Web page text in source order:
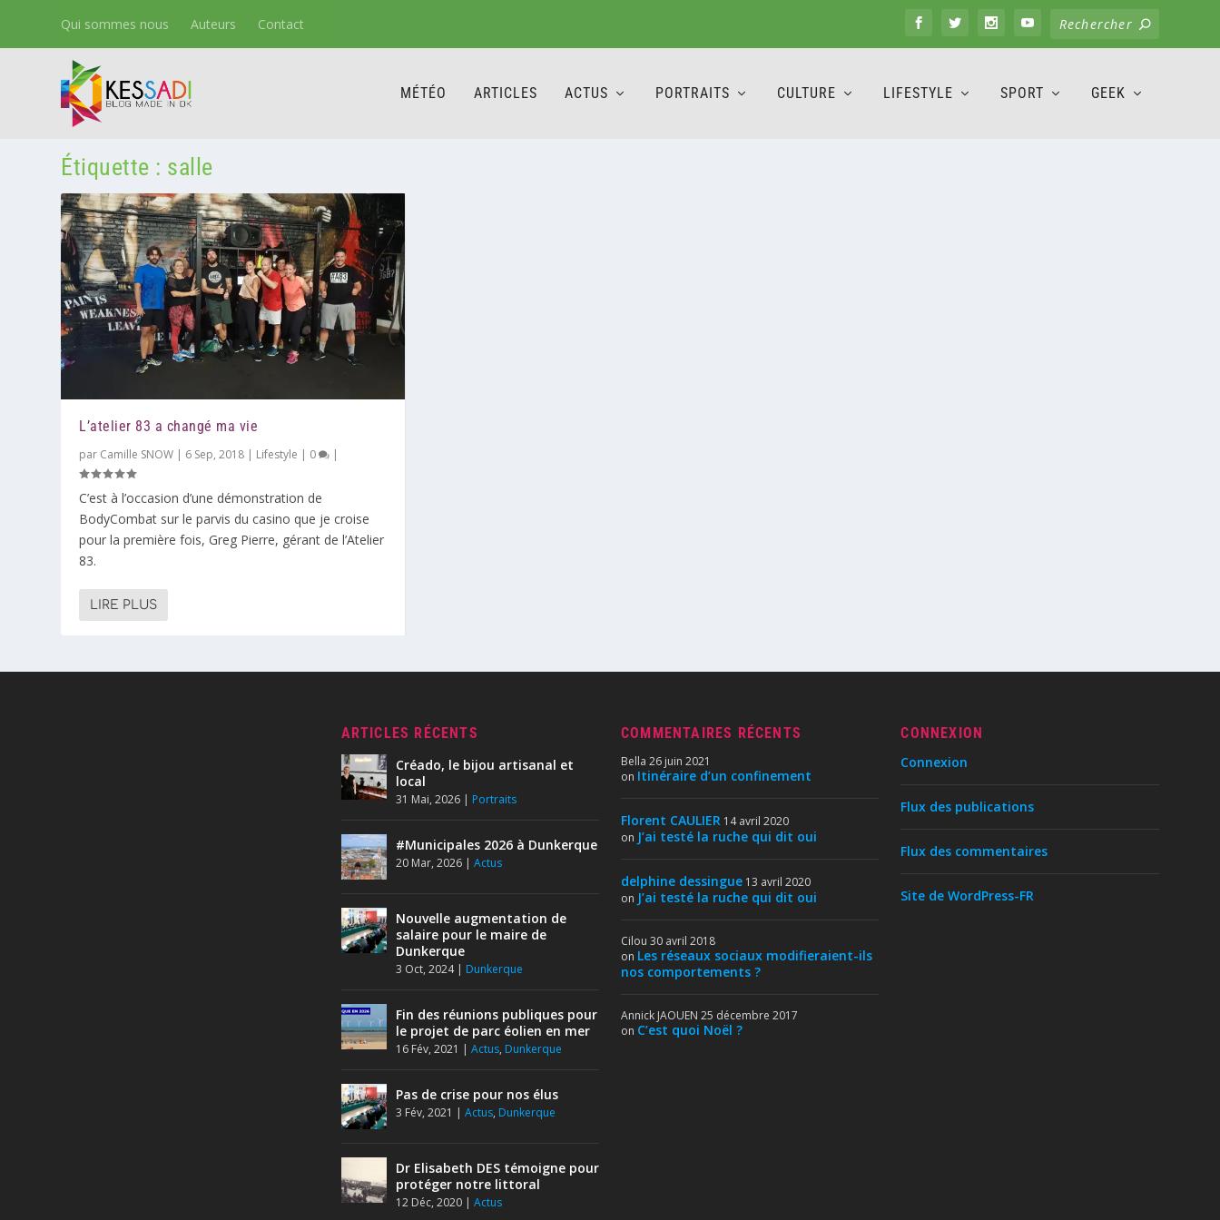
Qui sommes nous Auteurs Contact
MÉTÉO ARTICLES ACTUS PORTRAITS CULTURE LIFESTYLE SPORT GEEK
Étiquette : salle
L’atelier 83 a changé ma vie
par Camille SNOW | 6 Sep, 2018 | Lifestyle | 0 |
C’est à l’occasion d’une démonstration de
BodyCombat sur le parvis du casino que je croise
pour la première fois, Greg Pierre, gérant de l’Atelier
83.
LIRE PLUS
ARTICLES RÉCENTS
Créado, le bijou artisanal et
local
31 Mai, 2026| Portraits
#Municipales 2026 à Dunkerque
20 Mar, 2026| Actus
Nouvelle augmentation de
salaire pour le maire de
Dunkerque
3 Oct, 2024| Dunkerque
Fin des réunions publiques pour
le projet de parc éolien en mer
16 Fév, 2021 | Actus, Dunkerque
Pas de crise pour nos élus
3 Fév, 2021 | Actus, Dunkerque
Dr Elisabeth DES témoigne pour
protéger notre littoral
12 Déc, 2020| Actus
COMMENTAIRES RÉCENTS
Bella 26 juin 2021
on Itinéraire d’un confinement
Florent CAULIER 14 avril 2020
on J’ai testé la ruche qui dit oui
delphine dessingue 13 avril 2020
on J’ai testé la ruche qui dit oui
Cilou 30 avril 2018
on Les réseaux sociaux modifieraient-ils
nos comportements ?
Annick JAOUEN 25 décembre 2017
on C’est quoi Noël ?
CONNEXION
Connexion
Flux des publications
Flux des commentaires
Site de WordPress-FR